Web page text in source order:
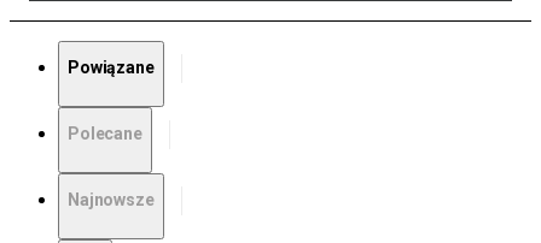
Powiązane
Polecane
Najnowsze